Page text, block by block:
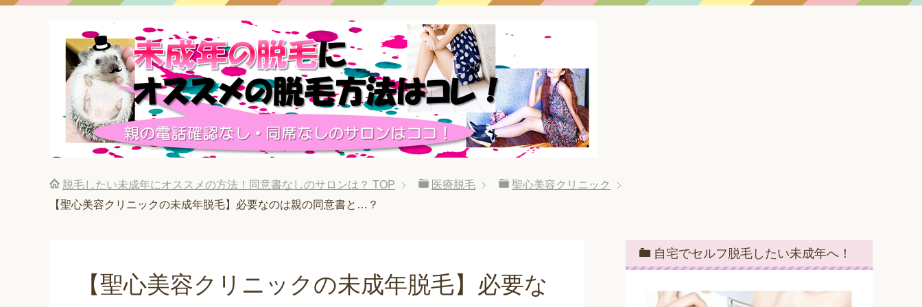
脱毛したい未成年にオススメの方法！同意書なしのサロンは？ TOP 医療脱毛
聖心美容クリニック
【聖心美容クリニックの未成年脱毛】必要なのは親の同意書と…？
【聖心美容クリニックの未成年脱毛】必要な
自宅でセルフ脱毛したい未成年へ！